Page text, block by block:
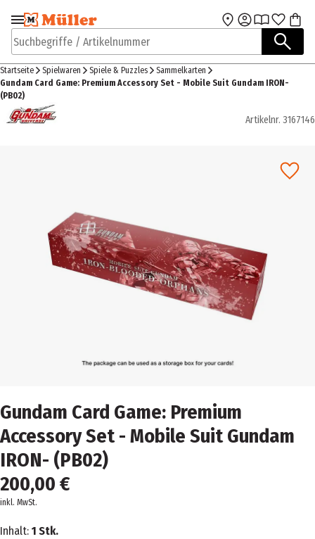
Zur Navigation
springen
Zum Hauptinhalt
Suchbegriffe / Artikelnummer
Startseite Spielwaren Spiele & Puzzles
Sammelkarten
Gundam Card Game: Premium Accessory Set - Mobile Suit Gundam IRON-
(PB02)
Artikelnr. 3167146
Gundam Card Game: Premium
Accessory Set - Mobile Suit Gundam
IRON- (PB02)
200,00 €
inkl. MwSt.
Inhalt: 1 Stk.